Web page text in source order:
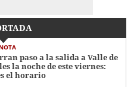
paso a la salida a Valle de
la noche de este viernes:
el horario